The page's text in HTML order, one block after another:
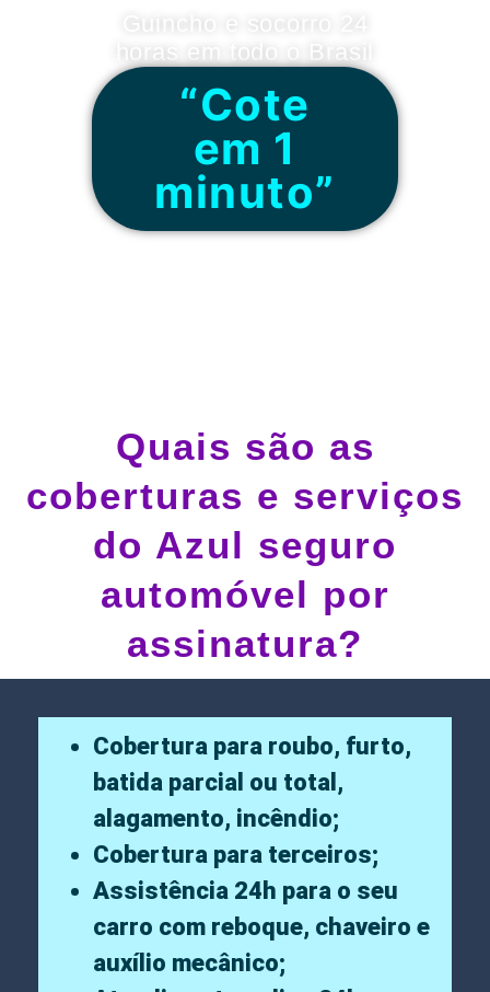
Guincho e socorro 24
horas em todo o Brasil
“Cote
em 1
minuto”
Quais são as
coberturas e serviços
do Azul seguro
automóvel por
assinatura?
Cobertura para roubo, furto,
batida parcial ou total,
alagamento, incêndio;
Cobertura para terceiros;
Assistência 24h para o seu
carro com reboque, chaveiro e
auxílio mecânico;